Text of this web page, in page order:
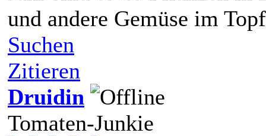
und andere Gemüse im
Suchen
Zitieren
Druidin
Tomaten-Junkie